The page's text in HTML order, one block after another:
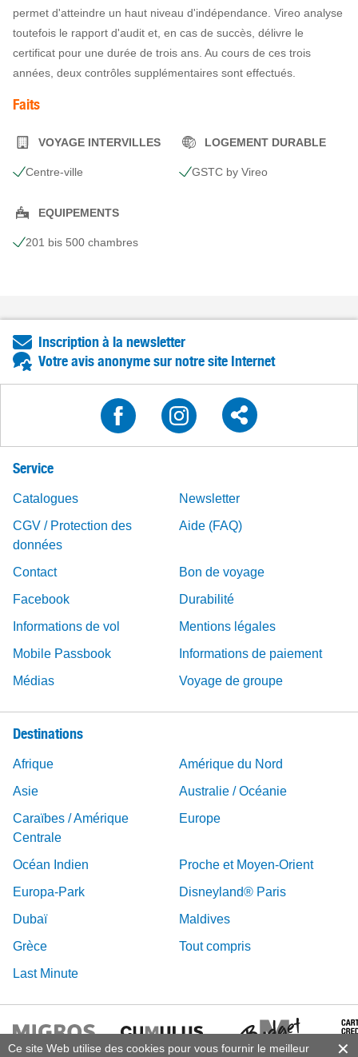
Ce site Web utilise des cookies pour vous fournir le meilleur
permet d'atteindre un haut niveau d'indépendance. Vireo analyse
toutefois le rapport d'audit et, en cas de succès, délivre le
certificat pour une durée de trois ans. Au cours de ces trois
années, deux contrôles supplémentaires sont effectués.
Faits
VOYAGE INTERVILLES
Centre-ville
LOGEMENT DURABLE
GSTC by Vireo
EQUIPEMENTS
201 bis 500 chambres
Inscription à la newsletter
Votre avis anonyme sur notre site Internet
Service
Catalogues
Newsletter
CGV / Protection des
données
Aide (FAQ)
Contact
Bon de voyage
Facebook
Durabilité
Informations de vol
Mentions légales
Mobile Passbook
Informations de paiement
Médias
Voyage de groupe
Destinations
Afrique
Amérique du Nord
Asie
Australie / Océanie
Caraïbes / Amérique
Centrale
Europe
Océan Indien
Proche et Moyen-Orient
Europa-Park
Disneyland® Paris
Dubaï
Maldives
Grèce
Tout compris
Last Minute